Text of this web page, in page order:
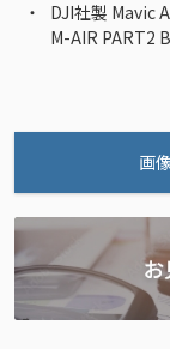
DJI社製 Mavic
M-AIR PART2
画